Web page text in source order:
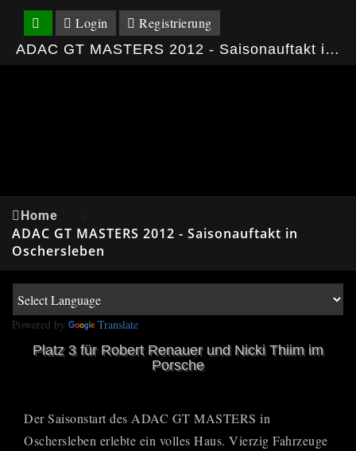
Login Registrierung
ADAC GT MASTERS 2012 - Saisonauftakt in Oschersleben
Home
ADAC GT MASTERS 2012 - Saisonauftakt in
Oschersleben
Powered by Translate
Platz 3 für Robert Renauer und Nicki Thiim im
Porsche
Der Saisonstart des ADAC GT MASTERS in
Oschersleben erlebte ein volles Haus. Vierzig Fahrzeuge